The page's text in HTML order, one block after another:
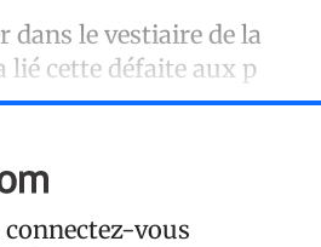
dans le vestiaire de la
lié cette défaite aux p
connectez-vous